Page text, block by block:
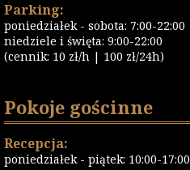
Parking:
poniedziałek - sobota: 7:00-22:00
niedziele i święta: 9:00-22:00
(cennik: 10 zł/h | 100 zł/24h)
Pokoje gościnne
Recepcja:
poniedziałek - piątek: 10:00-17:00